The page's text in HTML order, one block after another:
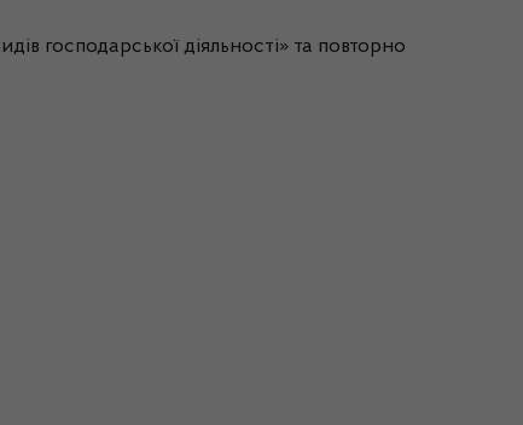
господарської діяльності» та повторно